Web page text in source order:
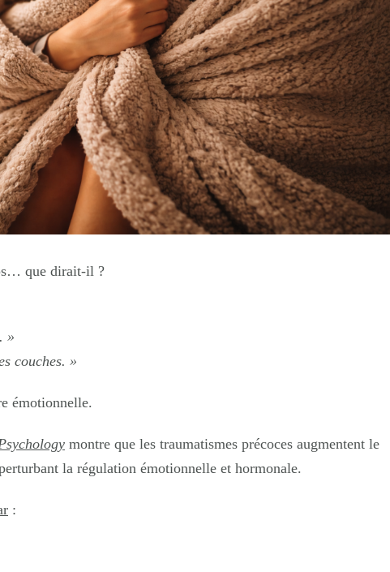
que dirait-il ?
»
couches. »
émotionnelle.
montre que les traumatismes précoces augmentent le
la régulation émotionnelle et hormonale.
: